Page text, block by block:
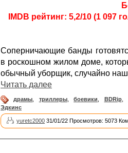
IMDB рейтинг: 5,2/10 (1 097
Соперничающие банды
в роскошном жилом доме,
обычный уборщик, случайно
Читать далее
драмы триллеры, боевики BDRip,
Эдкинс
yuretc2000 31/01/22 Просмотров: 5073